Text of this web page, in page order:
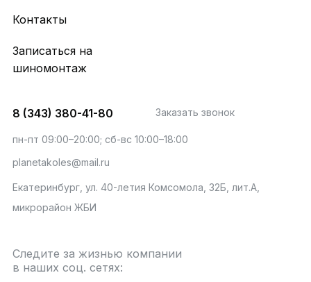
Контакты
Записаться на
шиномонтаж
8 (343) 380-41-80 Заказать звонок
пн-пт 09:00–20:00; сб-вс 10:00–18:00
planetakoles@mail.ru
Екатеринбург, ул. 40-летия Комсомола, 32Б, лит.А,
микрорайон ЖБИ
Следите за жизнью компании
в наших соц. сетях: